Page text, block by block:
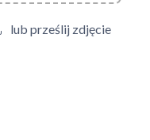
lub prześlij zdjęcie